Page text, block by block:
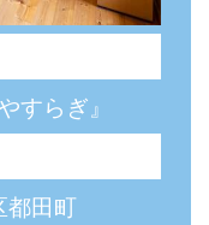
すらぎ』
都田町